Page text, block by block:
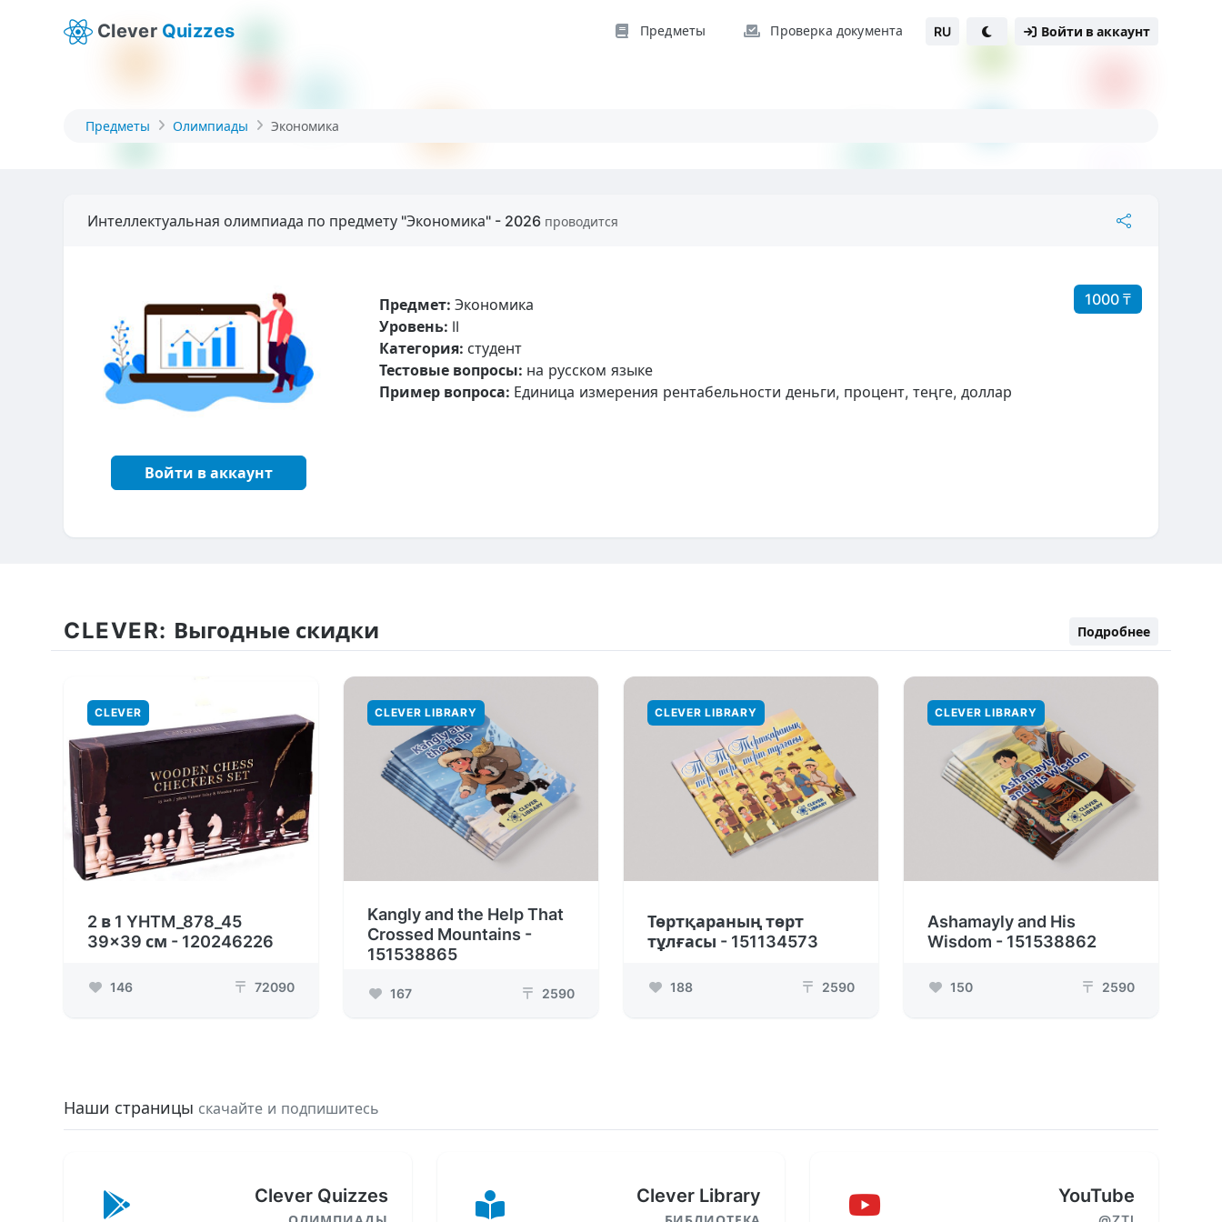
Clever Quizzes Предметы Проверка документа RU Войти в аккаунт
Предметы Олимпиады Экономика
Интеллектуальная олимпиада по предмету "Экономика" - 2026 проводится
Войти в аккаунт
1000 ₸
Предмет: Экономика
Уровень: II
Категория: студент
Тестовые вопросы: на русском языке
Пример вопроса: Единица измерения рентабельности деньги, процент, теңге, доллар
CLEVER: Выгодные скидки Подробнее
CLEVER
2 в 1 YHTM_878_45
39x39 см - 120246226
146 ₸ 72090
CLEVER LIBRARY
Kangly and the Help That
Crossed Mountains -
151538865
167 ₸ 2590
CLEVER LIBRARY
Төртқараның төрт
тұлғасы - 151134573
188 ₸ 2590
CLEVER LIBRARY
Ashamayly and His
Wisdom - 151538862
150 ₸ 2590
Наши страницы скачайте и подпишитесь
Clever Quizzes Clever Library YouTube